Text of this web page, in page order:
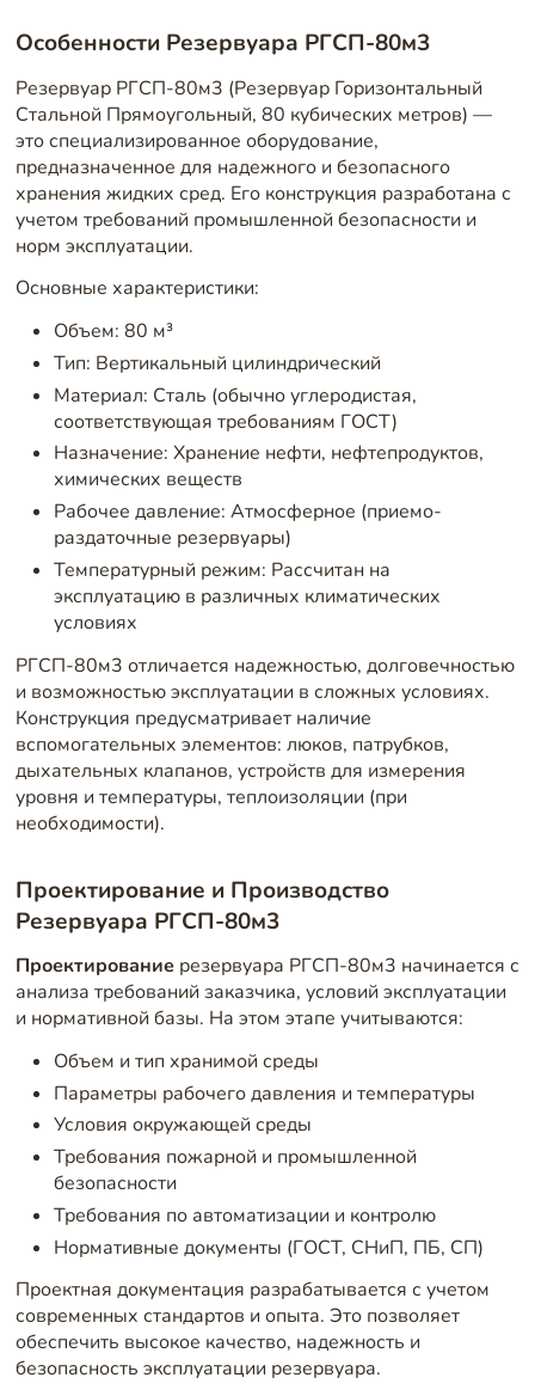
Особенности Резервуара РГСП-80м3
Резервуар РГСП-80м3 (Резервуар Горизонтальный
Стальной Прямоугольный, 80 кубических метров) —
это специализированное оборудование,
предназначенное для надежного и безопасного
хранения жидких сред. Его конструкция разработана с
учетом требований промышленной безопасности и
норм эксплуатации.
Основные характеристики:
Объем: 80 м³
Тип: Вертикальный цилиндрический
Материал: Сталь (обычно углеродистая,
соответствующая требованиям ГОСТ)
Назначение: Хранение нефти, нефтепродуктов,
химических веществ
Рабочее давление: Атмосферное (приемо-
раздаточные резервуары)
Температурный режим: Рассчитан на
эксплуатацию в различных климатических
условиях
РГСП-80м3 отличается надежностью, долговечностью
и возможностью эксплуатации в сложных условиях.
Конструкция предусматривает наличие
вспомогательных элементов: люков, патрубков,
дыхательных клапанов, устройств для измерения
уровня и температуры, теплоизоляции (при
необходимости).
Проектирование и Производство
Резервуара РГСП-80м3
Проектированиерезервуара РГСП-80м3 начинается с
анализа требований заказчика, условий эксплуатации
и нормативной базы. На этом этапе учитываются:
Объем и тип хранимой среды
Параметры рабочего давления и температуры
Условия окружающей среды
Требования пожарной и промышленной
безопасности
Требования по автоматизации и контролю
Нормативные документы (ГОСТ, СНиП, ПБ, СП)
Проектная документация разрабатывается с учетом
современных стандартов и опыта. Это позволяет
обеспечить высокое качество, надежность и
безопасность эксплуатации резервуара.